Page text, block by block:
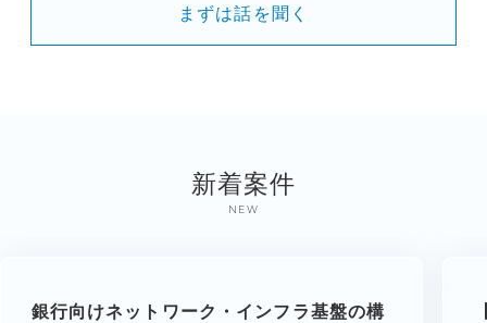
まずは話を聞く
新着案件
NEW
銀行向けネットワーク・インフラ基盤の構